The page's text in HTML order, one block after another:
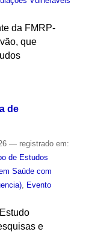
da FMRP-
que
de
— registrado em:
de Estudos
Saúde com
,
Evento
e